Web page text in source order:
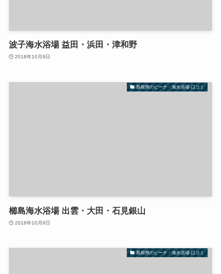
波子海水浴場 益田・浜田・津和野
2018年10月9日
島根県のビーチ・海水浴場-口コミ
櫛島海水浴場 出雲・大田・石見銀山
2018年10月9日
島根県のビーチ・海水浴場-口コミ